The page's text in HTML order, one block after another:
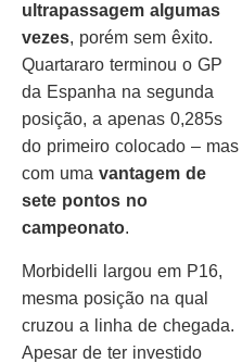
ultrapassagem algumas
vezes, porém sem êxito.
Quartararo terminou o GP
da Espanha na segunda
posição, a apenas 0,285s
do primeiro colocado – mas
com uma vantagem de
sete pontos no
campeonato.
Morbidelli largou em P16,
mesma posição na qual
cruzou a linha de chegada.
Apesar de ter investido